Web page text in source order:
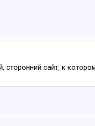
сторонний сайт, к